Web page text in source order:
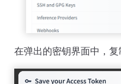
在弹出的密钥界面中，